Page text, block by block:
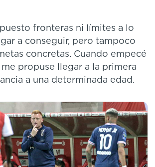
fronteras ni límites a lo
a conseguir, pero tampoco
concretas. Cuando empecé
me propuse llegar a la primera
a una determinada edad.